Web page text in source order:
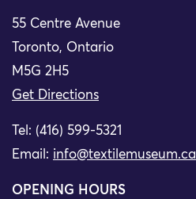
55 Centre Avenue
Toronto, Ontario
M5G 2H5
Get Directions
Tel: (416) 599-5321
Email: info@textilemuseum.ca
OPENING HOURS